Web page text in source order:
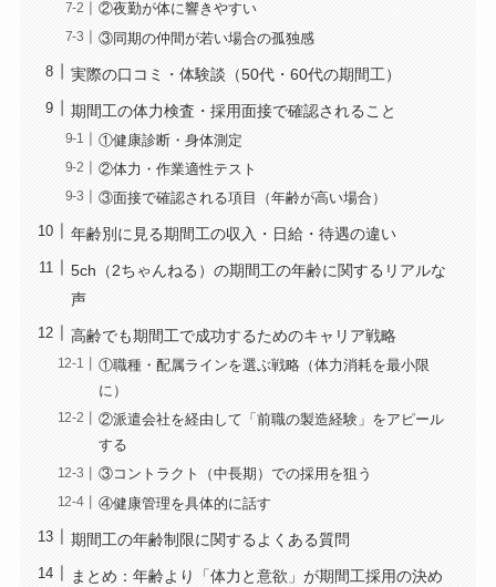
②夜勤が体に響きやすい
③同期の仲間が若い場合の孤独感
実際の口コミ・体験談（50代・60代の期間工）
期間工の体力検査・採用面接で確認されること
①健康診断・身体測定
②体力・作業適性テスト
③面接で確認される項目（年齢が高い場合）
年齢別に見る期間工の収入・日給・待遇の違い
5ch（2ちゃんねる）の期間工の年齢に関するリアルな
声
高齢でも期間工で成功するためのキャリア戦略
①職種・配属ラインを選ぶ戦略（体力消耗を最小限
に）
②派遣会社を経由して「前職の製造経験」をアピール
する
③コントラクト（中長期）での採用を狙う
④健康管理を具体的に話す
期間工の年齢制限に関するよくある質問
まとめ：年齢より「体力と意欲」が期間工採用の決め